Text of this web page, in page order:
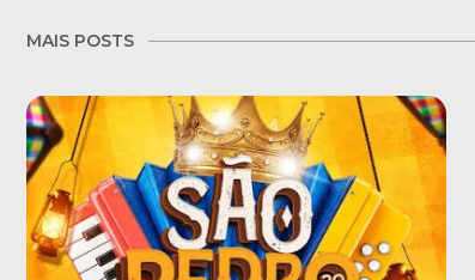
MAIS POSTS